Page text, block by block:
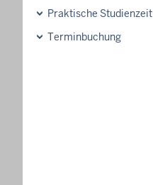
Praktische Studienzeit
Terminbuchung